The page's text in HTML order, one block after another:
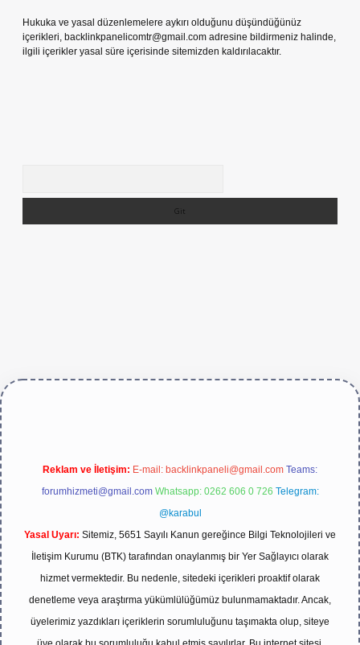
Hukuka ve yasal düzenlemelere aykırı olduğunu düşündüğünüz
içerikleri, backlinkpanelicomtr@gmail.com adresine bildirmeniz halinde,
ilgili içerikler yasal süre içerisinde sitemizden kaldırılacaktır.
Reklam ve İletişim: E-mail: backlinkpaneli@gmail.com Teams:
forumhizmeti@gmail.com Whatsapp: 0262 606 0 726 Telegram:
@karabul
Yasal Uyarı: Sitemiz, 5651 Sayılı Kanun gereğince Bilgi Teknolojileri ve
İletişim Kurumu (BTK) tarafından onaylanmış bir Yer Sağlayıcı olarak
hizmet vermektedir. Bu nedenle, sitedeki içerikleri proaktif olarak
denetleme veya araştırma yükümlülüğümüz bulunmamaktadır. Ancak,
üyelerimiz yazdıkları içeriklerin sorumluluğunu taşımakta olup, siteye